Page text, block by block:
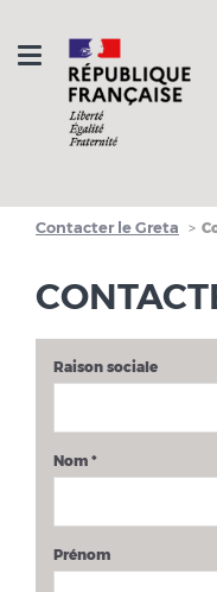
Toggle
navigation
Contacter le Greta
Raison sociale
Nom *
Prénom